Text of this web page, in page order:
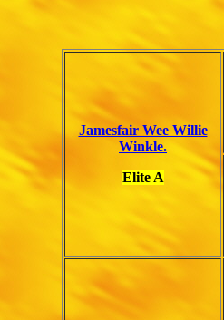
Jamesfair Wee Willie
Winkle.
Elite A